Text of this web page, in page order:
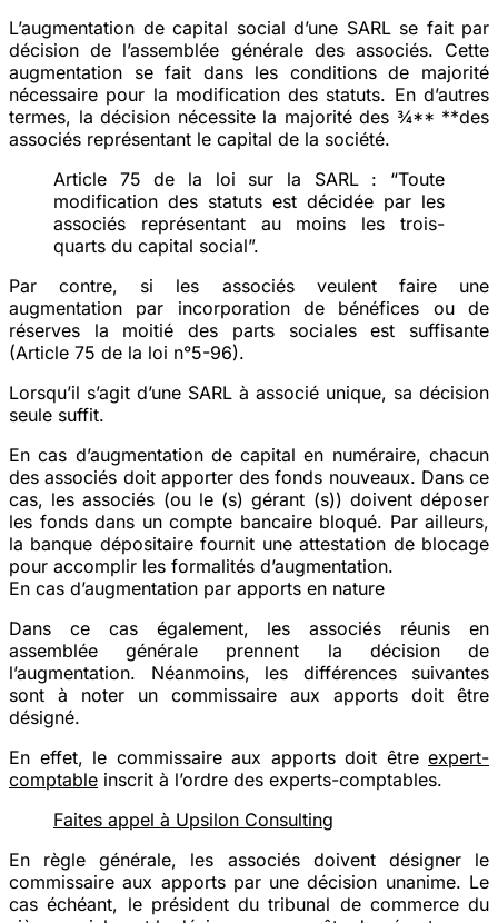
L’augmentation de capital social d’une SARL se fait par
décision de l’assemblée générale des associés. Cette
augmentation se fait dans les conditions de majorité
nécessaire pour la modification des statuts. En d’autres
termes, la décision nécessite la majorité des ¾** **des
associés représentant le capital de la société.
Article 75 de la loi sur la SARL : “Toute
modification des statuts est décidée par les
associés représentant au moins les trois-
quarts du capital social”.
Par contre, si les associés veulent faire une
augmentation par incorporation de bénéfices ou de
réserves la moitié des parts sociales est suffisante
(Article 75 de la loi n°5-96).
Lorsqu’il s’agit d’une SARL à associé unique, sa décision
seule suffit.
En cas d’augmentation de capital en numéraire, chacun
des associés doit apporter des fonds nouveaux. Dans ce
cas, les associés (ou le (s) gérant (s)) doivent déposer
les fonds dans un compte bancaire bloqué. Par ailleurs,
la banque dépositaire fournit une attestation de blocage
pour accomplir les formalités d’augmentation.
En cas d’augmentation par apports en nature
Dans ce cas également, les associés réunis en
assemblée générale prennent la décision de
l’augmentation. Néanmoins, les différences suivantes
sont à noter un commissaire aux apports doit être
désigné.
En effet, le commissaire aux apports doit être expert-
comptable inscrit à l’ordre des experts-comptables.
Faites appel à Upsilon Consulting
En règle générale, les associés doivent désigner le
commissaire aux apports par une décision unanime. Le
cas échéant, le président du tribunal de commerce du